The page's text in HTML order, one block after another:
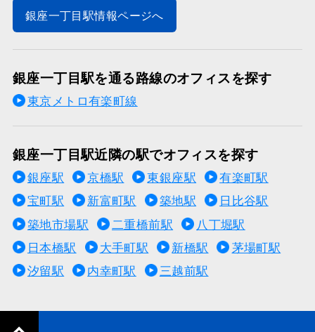
銀座一丁目駅情報ページへ
銀座一丁目駅を通る路線のオフィスを探す
東京メトロ有楽町線
銀座一丁目駅近隣の駅でオフィスを探す
銀座駅 京橋駅 東銀座駅
有楽町駅
宝町駅
新富町駅 築地駅
日比谷駅
築地市場駅
二重橋前駅
八丁堀駅
日本橋駅
大手町駅 新橋駅
茅場町駅
汐留駅
内幸町駅 三越前駅